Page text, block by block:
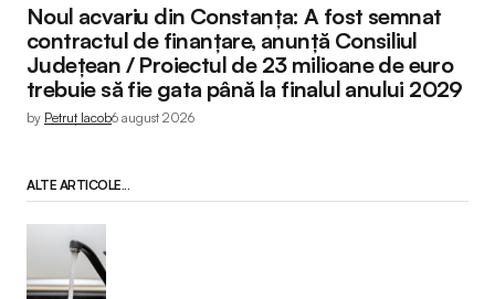
Noul acvariu din Constanța: A fost semnat
contractul de finanțare, anunță Consiliul
Județean / Proiectul de 23 milioane de euro
trebuie să fie gata până la finalul anului 2029
by Petruț Iacob6 august 2026
ALTE ARTICOLE...